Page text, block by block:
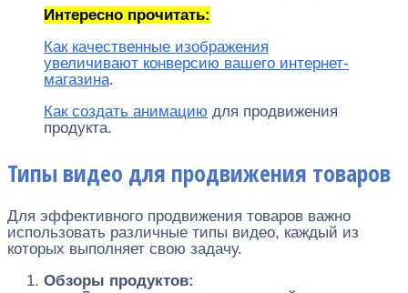
Интересно прочитать:
Как качественные изображения
увеличивают конверсию вашего интернет-
магазина.
Как создать анимацию для продвижения
продукта.
Типы видео для продвижения товаров
Для эффективного продвижения товаров важно
использовать различные типы видео, каждый из
которых выполняет свою задачу.
Обзоры продуктов: